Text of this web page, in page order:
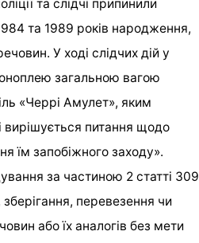
та слідчі припинили
та 1989 років народження,
У ході слідчих дій у
загальною вагою
«Черрі Амулет», яким
вирішується питання щодо
їм запобіжного заходу».
за частиною 2 статті 309
перевезення чи
або їх аналогів без мети